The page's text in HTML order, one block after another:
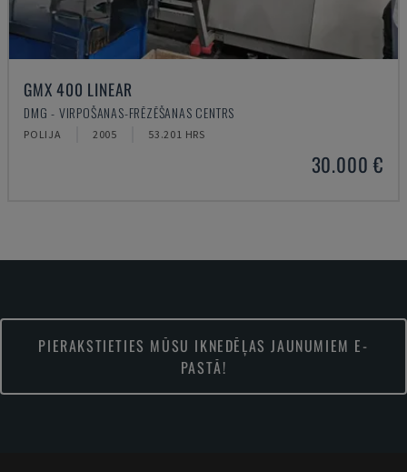
GMX 400 LINEAR
DMG - VIRPOŠANAS-FRĒZĒŠANAS CENTRS
POLIJA 2005 53.201 HRS
30.000 €
PIERAKSTIETIES MŪSU IKNEDĒĻAS JAUNUMIEM E-
PASTĀ!